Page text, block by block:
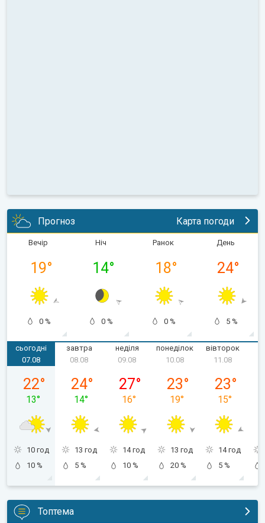
Прогноз Карта погоди
Вечір
19°
0 %
Ніч
14°
0 %
Ранок
18°
0 %
День
24°
5 %
сьогодні
пʼятниця, 07.08
07.08
22°
13°
10 год
10 %
завтра
08.08
24°
14°
13 год
5 %
неділя
09.08
27°
16°
14 год
10 %
понеділок
10.08
23°
19°
13 год
20 %
вівторок
11.08
23°
15°
14 год
5 %
Топтема